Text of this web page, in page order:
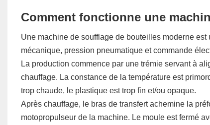
Comment fonctionne une
Une machine de soufflage de bouteilles moderne
mécanique, pression pneumatique et commande
La production commence par une trémie servant à
chauffage. La constance de la température est
trop chaude, le plastique est trop fin et/ou opaque.
Après chauffage, le bras de transfert achemine la
motopropulseur de la machine. Le moule est fermé